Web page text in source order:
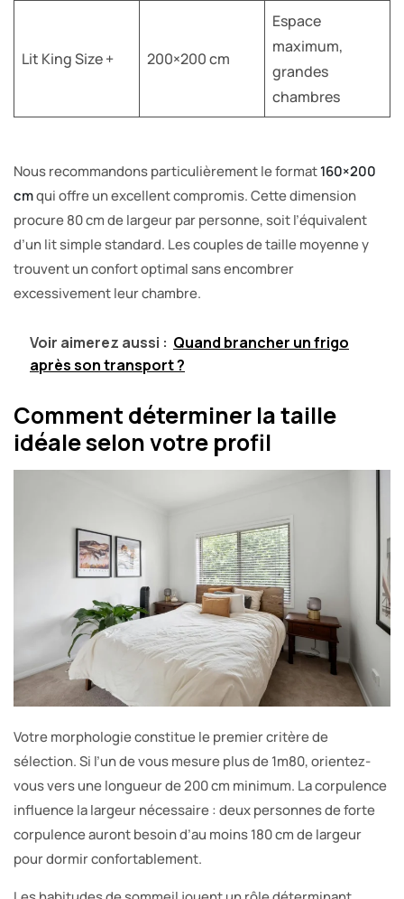
Lit King Size + 200×200 cm
Espace
maximum,
grandes
chambres
Nous recommandons particulièrement le format160×200
cmqui offre un excellent compromis. Cette dimension
procure 80 cm de largeur par personne, soit l’équivalent
d’un lit simple standard. Les couples de taille moyenne y
trouvent un confort optimal sans encombrer
excessivement leur chambre.
Voir aimerez aussi : Quand brancher un frigo
après son transport ?
Comment déterminer la taille
idéale selon votre profil
Votre morphologie constitue le premier critère de
sélection. Si l’un de vous mesure plus de 1m80, orientez-
vous vers une longueur de 200 cm minimum. La corpulence
influence la largeur nécessaire : deux personnes de forte
corpulence auront besoin d’au moins 180 cm de largeur
pour dormir confortablement.